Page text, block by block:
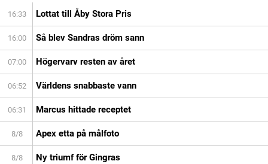
16:33 Lottat till Åby Stora Pris
16:00 Så blev Sandras dröm sann
07:00 Högervarv resten av året
06:52 Världens snabbaste vann
06:31 Marcus hittade receptet
8/8 Apex etta på målfoto
8/8 Ny triumf för Gingras